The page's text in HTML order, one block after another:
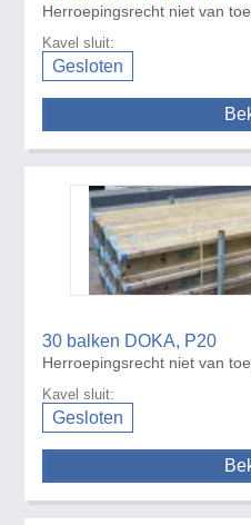
Herroepingsrecht niet van
Kavel sluit:
Gesloten
30 balken DOKA, P20
Herroepingsrecht niet van
Kavel sluit:
Gesloten